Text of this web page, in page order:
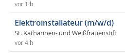
vor 1 h
Elektroinstallateur (m/w/d)
St. Katharinen- und Weißfrauenstift
vor 4 h